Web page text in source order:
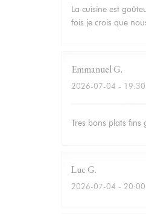
La cuisine est
fois je crois que
EmmanuelG
2026-07-04 - 19:30
Tres bons plats
LucG
2026-07-04 - 20:00